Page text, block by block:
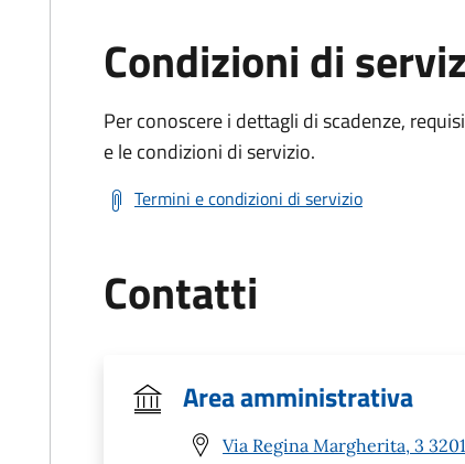
Condizioni di
Per conoscere i dettagli di scadenze,
e le condizioni di servizio.
Termini e condizioni di servizio
Contatti
Area amministrativa
Via Regina Margherita, 3